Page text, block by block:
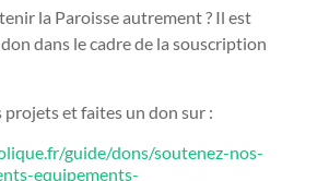
la Paroisse autrement ? Il est
dans le cadre de la souscription
et faites un don sur :
guide/dons/soutenez-nos-
equipements-